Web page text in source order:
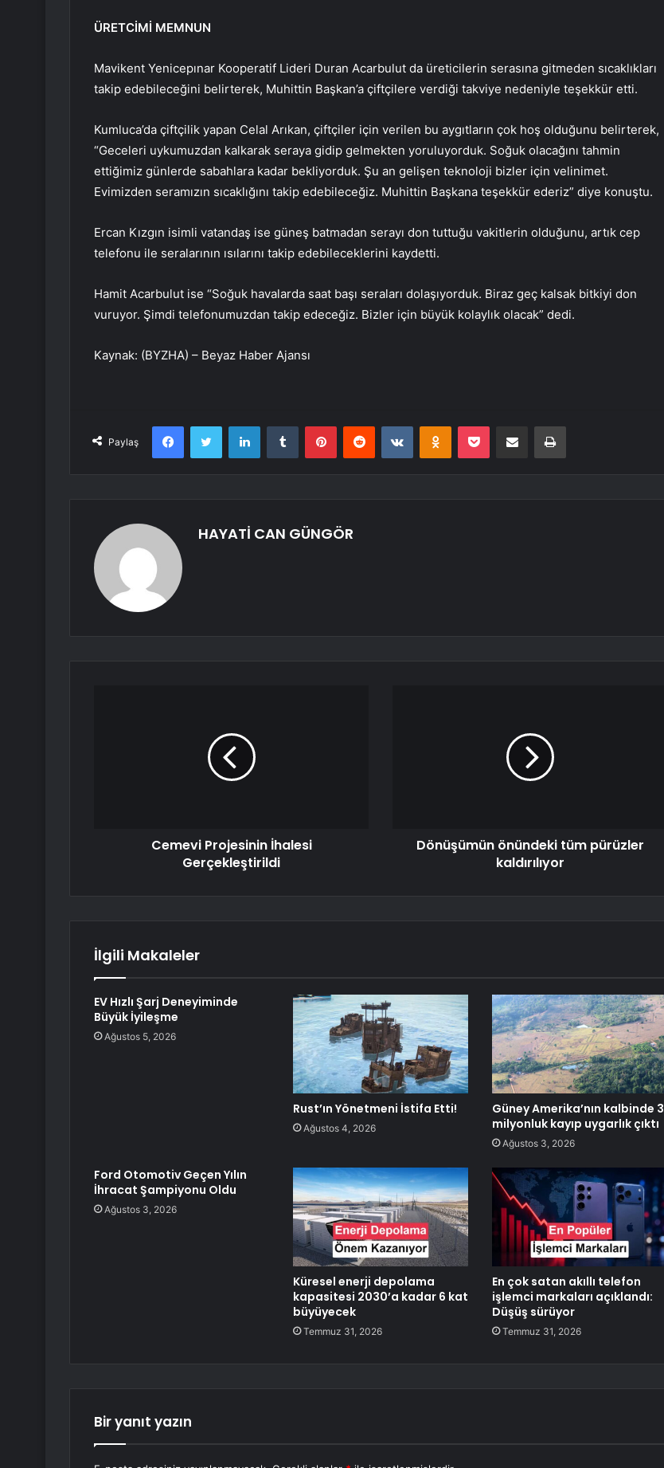
ÜRETCİMİ MEMNUN
Mavikent Yenicepınar Kooperatif Lideri Duran Acarbulut da üreticilerin serasına gitmeden sıcaklıkları
takip edebileceğini belirterek, Muhittin Başkan’a çiftçilere verdiği takviye nedeniyle teşekkür etti.
Kumluca’da çiftçilik yapan Celal Arıkan, çiftçiler için verilen bu aygıtların çok hoş olduğunu belirterek,
“Geceleri uykumuzdan kalkarak seraya gidip gelmekten yoruluyorduk. Soğuk olacağını tahmin
ettiğimiz günlerde sabahlara kadar bekliyorduk. Şu an gelişen teknoloji bizler için velinimet.
Evimizden seramızın sıcaklığını takip edebileceğiz. Muhittin Başkana teşekkür ederiz” diye konuştu.
Ercan Kızgın isimli vatandaş ise güneş batmadan serayı don tuttuğu vakitlerin olduğunu, artık cep
telefonu ile seralarının ısılarını takip edebileceklerini kaydetti.
Hamit Acarbulut ise “Soğuk havalarda saat başı seraları dolaşıyorduk. Biraz geç kalsak bitkiyi don
vuruyor. Şimdi telefonumuzdan takip edeceğiz. Bizler için büyük kolaylık olacak” dedi.
Kaynak: (BYZHA) – Beyaz Haber Ajansı
Paylaş
FacebookTwitter LinkedInTumblr PinterestReddit VKontakteOdnoklassniki
Pocket E-Posta ile paylaş Yazdır
HAYATİ CAN GÜNGÖR
Cemevi Projesinin İhalesi
Gerçekleştirildi
Dönüşümün önündeki tüm pürüzler
kaldırılıyor
İlgili Makaleler
EV Hızlı Şarj Deneyiminde
Büyük İyileşme
Ağustos 5, 2026
Rust’ın Yönetmeni İstifa Etti!
Ağustos 4, 2026
Güney Amerika’nın kalbinde 3
milyonluk kayıp uygarlık çıktı
Ağustos 3, 2026
Ford Otomotiv Geçen Yılın
İhracat Şampiyonu Oldu
Ağustos 3, 2026
Küresel enerji depolama
kapasitesi 2030’a kadar 6 kat
büyüyecek
Temmuz 31, 2026
En çok satan akıllı telefon
işlemci markaları açıklandı:
Düşüş sürüyor
Temmuz 31, 2026
Bir yanıt yazın